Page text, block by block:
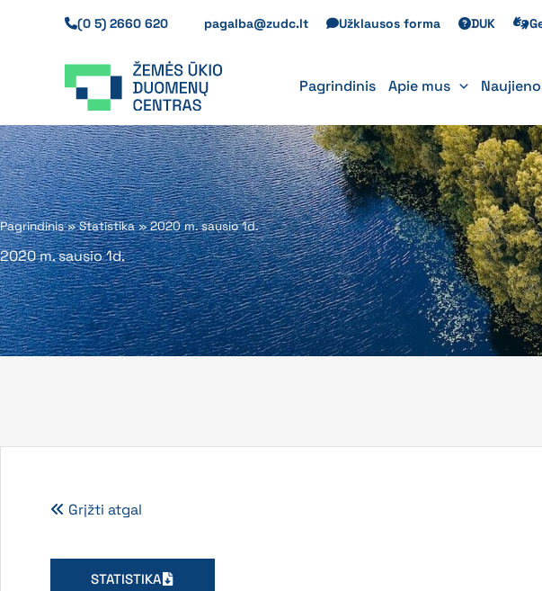
(0 5) 2660 620 pagalba@zudc.lt Užklausos forma DUK
Pagrindinis Apie mus
Pagrindinis»Statistika»2020 m. sausio 1d.
2020 m. sausio 1d.
Grįžti atgal
STATISTIKA